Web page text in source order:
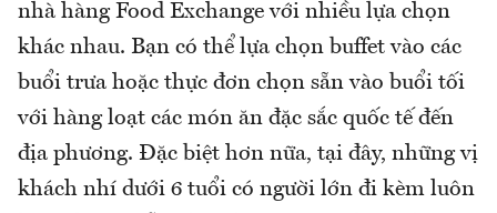
nhà hàng Food Exchange với nhiều lựa chọn
khác nhau. Bạn có thể lựa chọn buffet vào các
buổi trưa hoặc thực đơn chọn sẵn vào buổi tối
với hàng loạt các món ăn đặc sắc quốc tế đến
địa phương. Đặc biệt hơn nữa, tại đây, những vị
khách nhí dưới 6 tuổi có người lớn đi kèm luôn